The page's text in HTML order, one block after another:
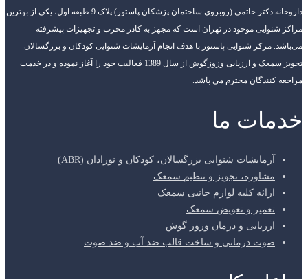
داروخانه دکتر حاتمی (روبروی ساختمان پزشکان پاستور) پلاک 9 طبقه اول، یکی از بهترین
مراکز شنوایی موجود در تهران است که مجهز به کادر مجرب و تجهیزات پیشرفته
می‌باشد. مرکز شنوایی پاستور با هدف انجام آزمایشات شنوایی کودکان و بزرگسالان
تجویز سمعک و ارزیابی وزوزگوش از سال 1389 فعالیت خود را آغاز نموده و در خدمت
مراجعه کنندگان محترم می باشد.
خدمات ما
آزمایشات شنوایی بزرگسالان، کودکان و نوزادان (ABR)
مشاوره، تجویز و تنظیم سمعک
ارائه کلیه لوازم جانبی سمعک
تعمیر و تعویض سمعک
ارزیابی و درمان وزوز گوش
صوت درمانی و ساخت قالب ضد آب و ضد صوت